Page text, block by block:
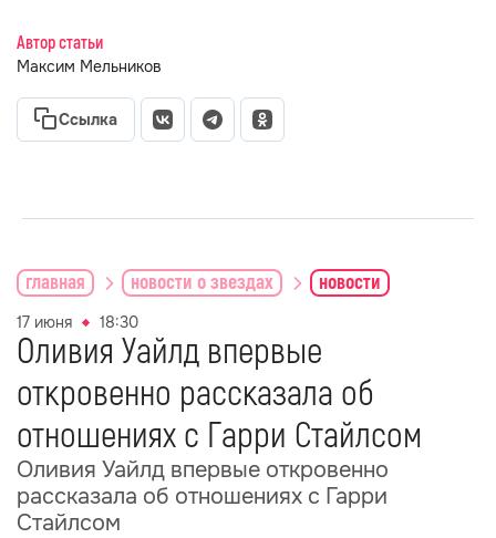
Автор статьи
Максим Мельников
Ссылка
главная новости о звездах новости
17 июня 18:30
Оливия Уайлд впервые
откровенно рассказала об
отношениях с Гарри Стайлсом
Оливия Уайлд впервые откровенно
рассказала об отношениях с Гарри
Стайлсом